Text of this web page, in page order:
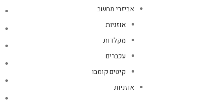
אביזרי מחשב
אוזניות
מקלדות
עכברים
קיטים קומבו
אוזניות